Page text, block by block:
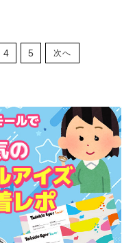
4 5 次へ